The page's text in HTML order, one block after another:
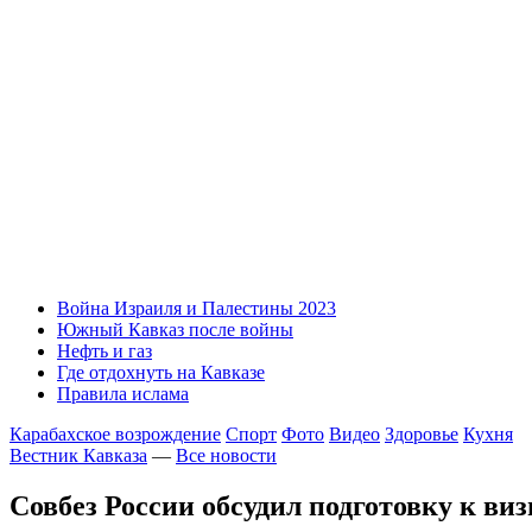
Война Израиля и Палестины 2023
Южный Кавказ после войны
Нефть и газ
Где отдохнуть на Кавказе
Правила ислама
Карабахское возрождение Спорт Фото Видео Здоровье Кухня
Вестник Кавказа — Все новости
Совбез России обсудил подготовку к